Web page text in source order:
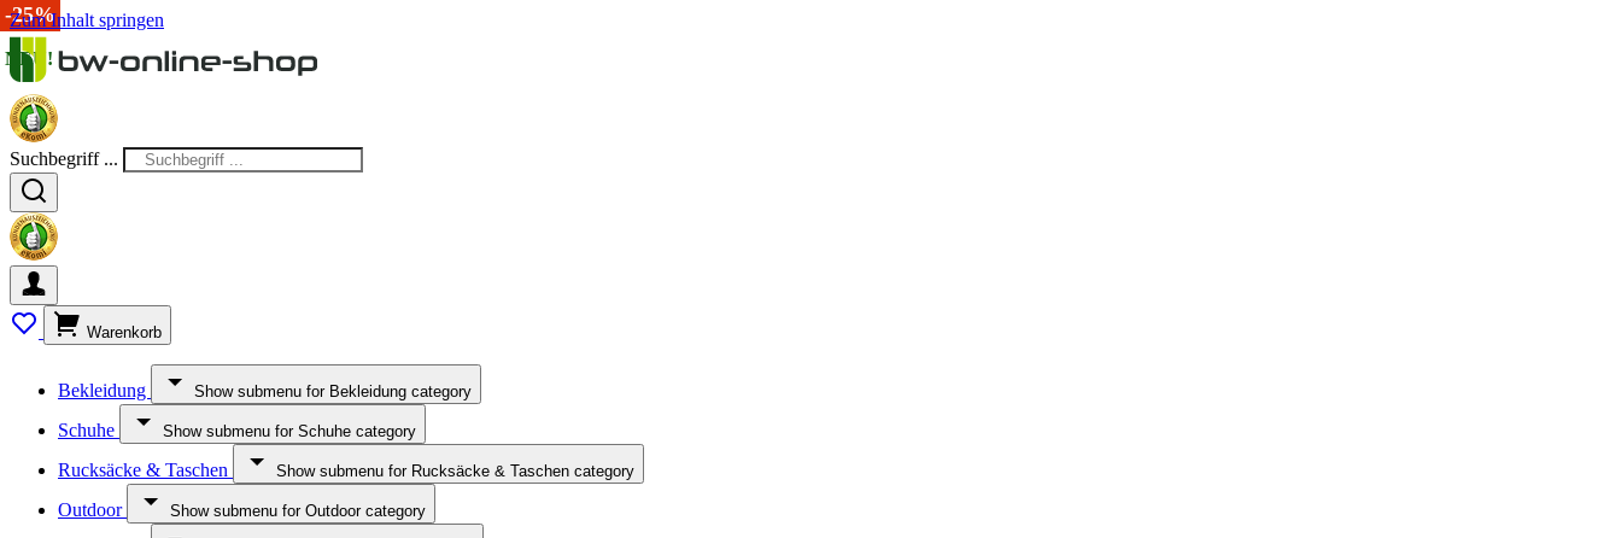
Zum Inhalt springen
Suchbegriff ...
Warenkorb
Bekleidung Show submenu for Bekleidung category
Schuhe Show submenu for Schuhe category
Rucksäcke & Taschen Show submenu for Rucksäcke & Taschen category
Outdoor Show submenu for Outdoor category
-20%
-14%
-15%
-10%
NEU!
-15%
-25%